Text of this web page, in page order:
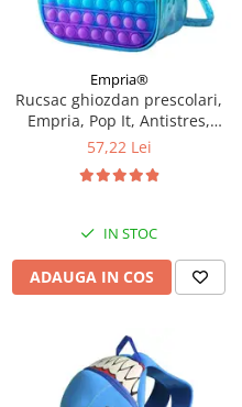
Empria®
Rucsac ghiozdan prescolari,
Empria, Pop It, Antistres,
Rainbow
57,22 Lei
IN STOC
ADAUGA IN COS